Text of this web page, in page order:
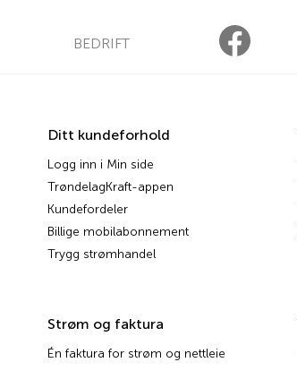
BEDRIFT
Ditt kundeforhold
Logg inn i Min side
TrøndelagKraft-appen
Kundefordeler
Billige mobilabonnement
Trygg strømhandel
Strøm og faktura
Én faktura for strøm og nettleie